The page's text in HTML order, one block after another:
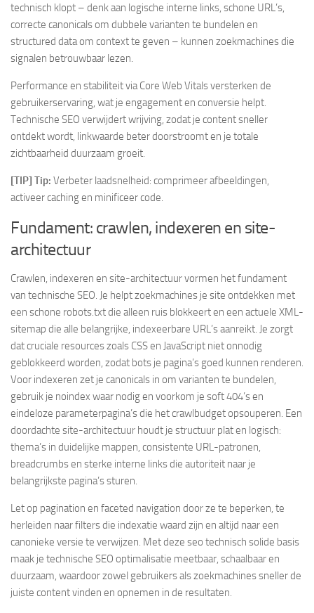
technisch klopt – denk aan logische interne links, schone URL’s,
correcte canonicals om dubbele varianten te bundelen en
structured data om context te geven – kunnen zoekmachines die
signalen betrouwbaar lezen.
Performance en stabiliteit via Core Web Vitals versterken de
gebruikerservaring, wat je engagement en conversie helpt.
Technische SEO verwijdert wrijving, zodat je content sneller
ontdekt wordt, linkwaarde beter doorstroomt en je totale
zichtbaarheid duurzaam groeit.
[TIP] Tip: Verbeter laadsnelheid: comprimeer afbeeldingen,
activeer caching en minificeer code.
Fundament: crawlen, indexeren en site-
architectuur
Crawlen, indexeren en site-architectuur vormen het fundament
van technische SEO. Je helpt zoekmachines je site ontdekken met
een schone robots.txt die alleen ruis blokkeert en een actuele XML-
sitemap die alle belangrijke, indexeerbare URL’s aanreikt. Je zorgt
dat cruciale resources zoals CSS en JavaScript niet onnodig
geblokkeerd worden, zodat bots je pagina’s goed kunnen renderen.
Voor indexeren zet je canonicals in om varianten te bundelen,
gebruik je noindex waar nodig en voorkom je soft 404’s en
eindeloze parameterpagina’s die het crawlbudget opsouperen. Een
doordachte site-architectuur houdt je structuur plat en logisch:
thema’s in duidelijke mappen, consistente URL-patronen,
breadcrumbs en sterke interne links die autoriteit naar je
belangrijkste pagina’s sturen.
Let op pagination en faceted navigation door ze te beperken, te
herleiden naar filters die indexatie waard zijn en altijd naar een
canonieke versie te verwijzen. Met deze seo technisch solide basis
maak je technische SEO optimalisatie meetbaar, schaalbaar en
duurzaam, waardoor zowel gebruikers als zoekmachines sneller de
juiste content vinden en opnemen in de resultaten.